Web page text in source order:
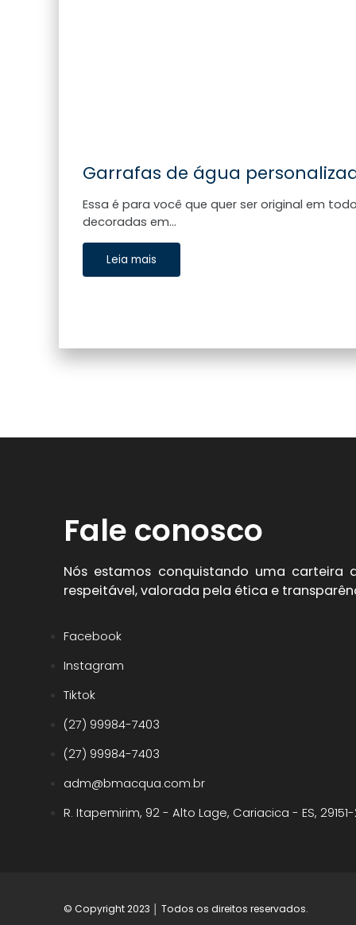
Garrafas de água
Essa é para você que quer ser original em
decoradas em…
Leia mais
Fale conosco
Nós estamos conquistando uma carteira
respeitável, valorada pela ética e
Facebook
Instagram
Tiktok
(27) 99984-7403
(27) 99984-7403
adm@bmacqua.com.br
R. Itapemirim, 92 - Alto Lage, Cariacica - ES,
© Copyright 2023 │ Todos os direitos reservados.